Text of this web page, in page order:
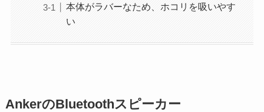
本体がラバーなため、ホコリを吸いやす
い
AnkerのBluetoothスピーカー